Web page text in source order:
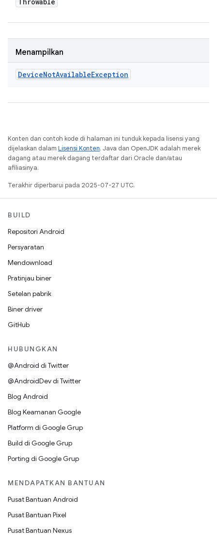
Menampilkan
DeviceNotAvailableException
Konten dan contoh kode di halaman ini tunduk kepada lisensi yang
dijelaskan dalam Lisensi Konten. Java dan OpenJDK adalah merek
dagang atau merek dagang terdaftar dari Oracle dan/atau
afiliasinya.
Terakhir diperbarui pada 2025-07-27 UTC.
BUILD
Repositori Android
Persyaratan
Mendownload
Pratinjau biner
Setelan pabrik
Biner driver
GitHub
HUBUNGKAN
@Android di Twitter
@AndroidDev di Twitter
Blog Android
Blog Keamanan Google
Platform di Google Grup
Build di Google Grup
Porting di Google Grup
MENDAPATKAN BANTUAN
Pusat Bantuan Android
Pusat Bantuan Pixel
Pusat Bantuan Nexus